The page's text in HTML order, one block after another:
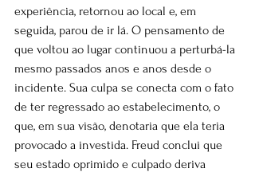
experiência, retornou ao local e, em
seguida, parou de ir lá. O pensamento de
que voltou ao lugar continuou a perturbá-la
mesmo passados anos e anos desde o
incidente. Sua culpa se conecta com o fato
de ter regressado ao estabelecimento, o
que, em sua visão, denotaria que ela teria
provocado a investida. Freud conclui que
seu estado oprimido e culpado deriva